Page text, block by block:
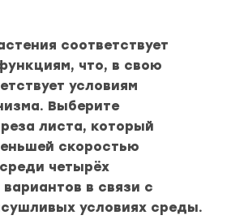
соответствует
что, в свою
условиям
Выберите
листа, который
скоростью
четырёх
в связи с
условиях среды.